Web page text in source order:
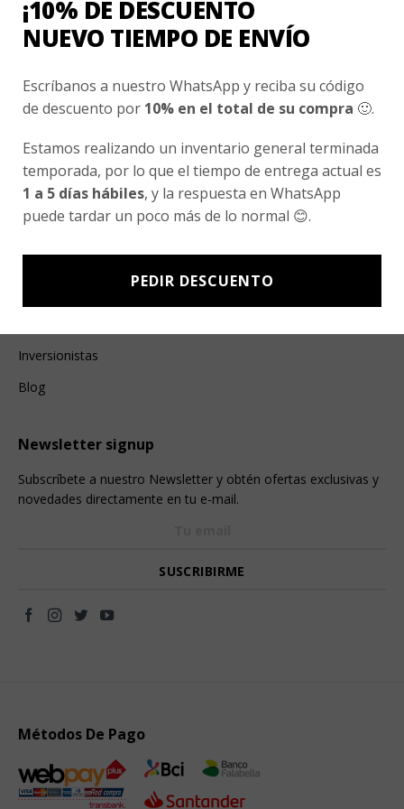
Esenciales
Contacto
Cambios y Devoluciones
¿Cómo Medirme?
Conocenos
Inversionistas
Blog
Newsletter signup
Subscríbete a nuestro Newsletter y obtén ofertas exclusivas y
novedades directamente en tu e-mail.
Métodos De Pago
¡10% DE DESCUENTO
NUEVO TIEMPO DE ENVÍO
Escríbanos a nuestro WhatsApp y reciba su código
de descuento por 10% en el total de su compra 🙂.
Estamos realizando un inventario general terminada
temporada, por lo que el tiempo de entrega actual es
1 a 5 días hábiles, y la respuesta en WhatsApp
puede tardar un poco más de lo normal 😊.
PEDIR DESCUENTO